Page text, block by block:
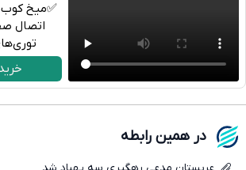
تلگرام
واتساپ
✅میخ
اتصال
در همین رابطه